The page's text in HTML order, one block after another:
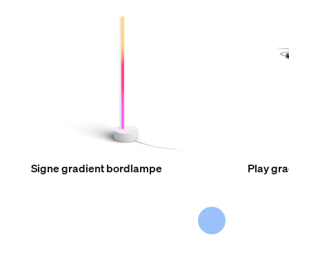
Signe gradient bordlampe Play